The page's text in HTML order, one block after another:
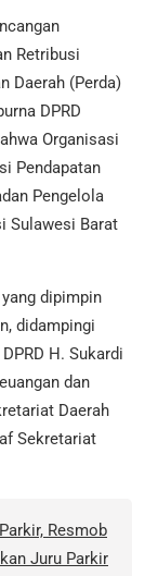
Retribusi
Daerah (Perda)
DPRD
Organisasi
Pendapatan
Pengelola
Sulawesi Barat
dipimpin
didampingi
H. Sukardi
dan
Daerah
Sekretariat
Resmob
Juru Parkir